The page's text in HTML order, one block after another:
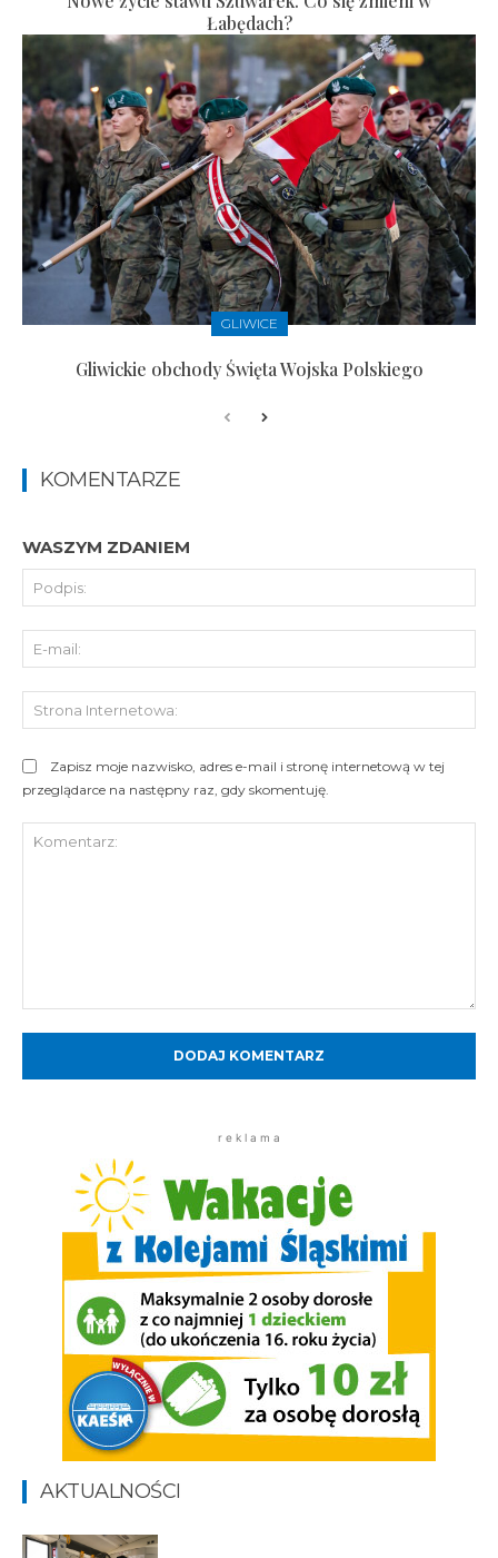
Łabędach?
GLIWICE
Gliwickie obchody Święta Wojska Polskiego
KOMENTARZE
WASZYM ZDANIEM
Zapisz moje nazwisko, adres e-mail i stronę internetową w tej
przeglądarce na następny raz, gdy skomentuję.
r e k l a m a
AKTUALNOŚCI